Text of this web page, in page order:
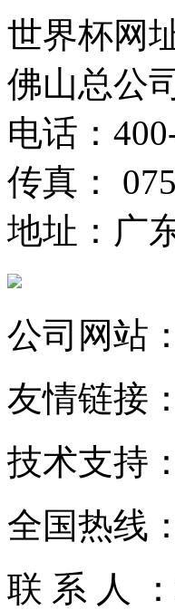
世界杯网
佛山总公
电话：
传真：
地址：广
公司网站
友情链接：
技术支持：
全国热线：
联 系 人 ：